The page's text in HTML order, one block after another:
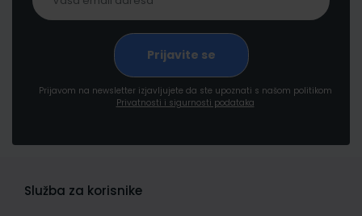
Prijavom na newsletter izjavljujete da ste upoznati s našom politikom
Privatnosti i sigurnosti podataka
Služba za korisnike